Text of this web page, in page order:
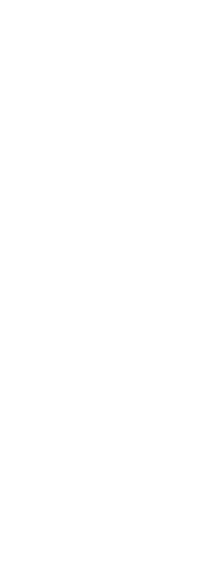
lehetősége. Ezen
munkafolyamatot
motorháztető
közel 10 éve
évben megújítanak.
mint 60 proof-színprofilt
az egész világra kiterjedő
házon belüli
DIC / Toyo spotszínek
kívül a Proof GmbH volt